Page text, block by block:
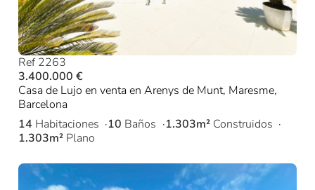
Ref 2263
3.400.000 €
Casa de Lujo en venta en Arenys de Munt, Maresme,
Barcelona
14 Habitaciones 10 Baños 1.303m² Construidos
1.303m² Plano